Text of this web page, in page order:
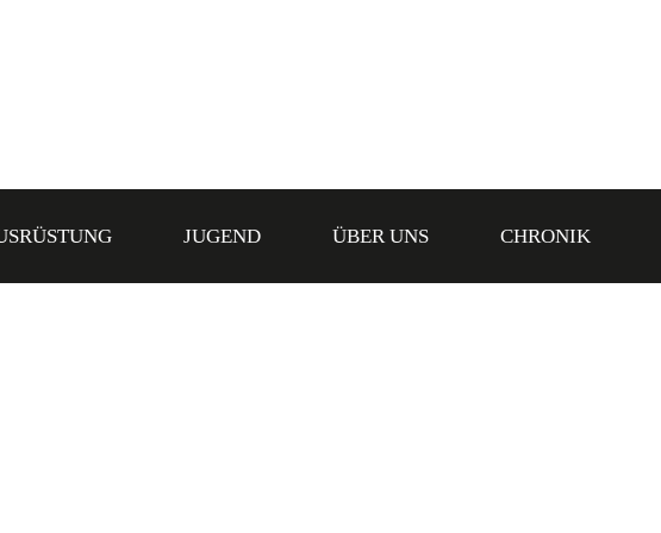
JUGEND ÜBER UNS CHRONIK